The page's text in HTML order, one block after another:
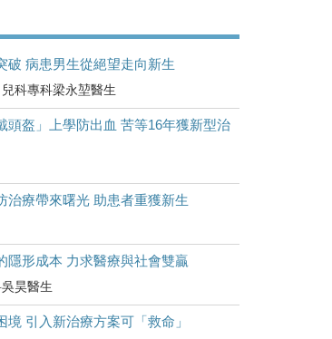
破 病患男生從絕望走向新生
科專科梁永堃醫生
頭盔」上學防出血 苦等16年獲新型治
治療帶來曙光 助患者重獲新生
隱形成本 力求醫療與社會雙贏
昊醫生
境 引入新治療方案可「救命」